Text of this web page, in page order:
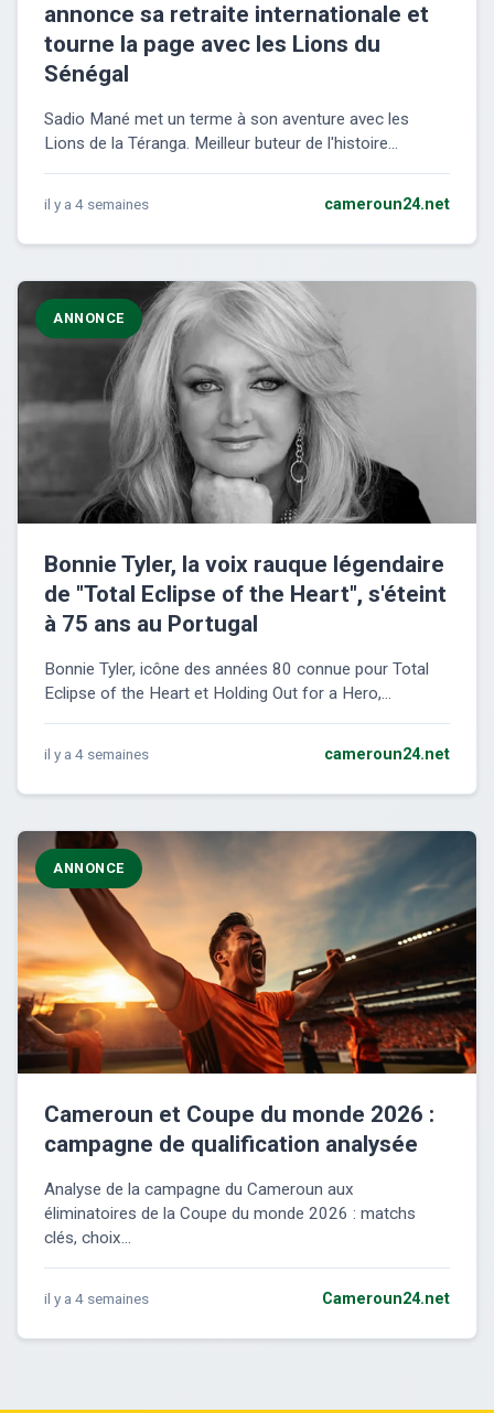
annonce sa retraite internationale et
tourne la page avec les Lions du
Sénégal
Sadio Mané met un terme à son aventure avec les
Lions de la Téranga. Meilleur buteur de l'histoire...
il y a 4 semaines cameroun24.net
ANNONCE
Bonnie Tyler, la voix rauque légendaire
de "Total Eclipse of the Heart", s'éteint
à 75 ans au Portugal
Bonnie Tyler, icône des années 80 connue pour Total
Eclipse of the Heart et Holding Out for a Hero,...
il y a 4 semaines cameroun24.net
ANNONCE
Cameroun et Coupe du monde 2026 :
campagne de qualification analysée
Analyse de la campagne du Cameroun aux
éliminatoires de la Coupe du monde 2026 : matchs
clés, choix...
il y a 4 semaines Cameroun24.net